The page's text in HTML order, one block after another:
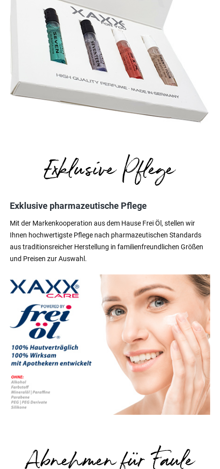
Exklusive pharmazeutische Pflege
Mit der Markenkooperation aus dem Hause Frei Öl, stellen wir
Ihnen hochwertigste Pflege nach pharmazeutischen Standards
aus traditionsreicher Herstellung in familienfreundlichen Größen
und Preisen zur Auswahl.